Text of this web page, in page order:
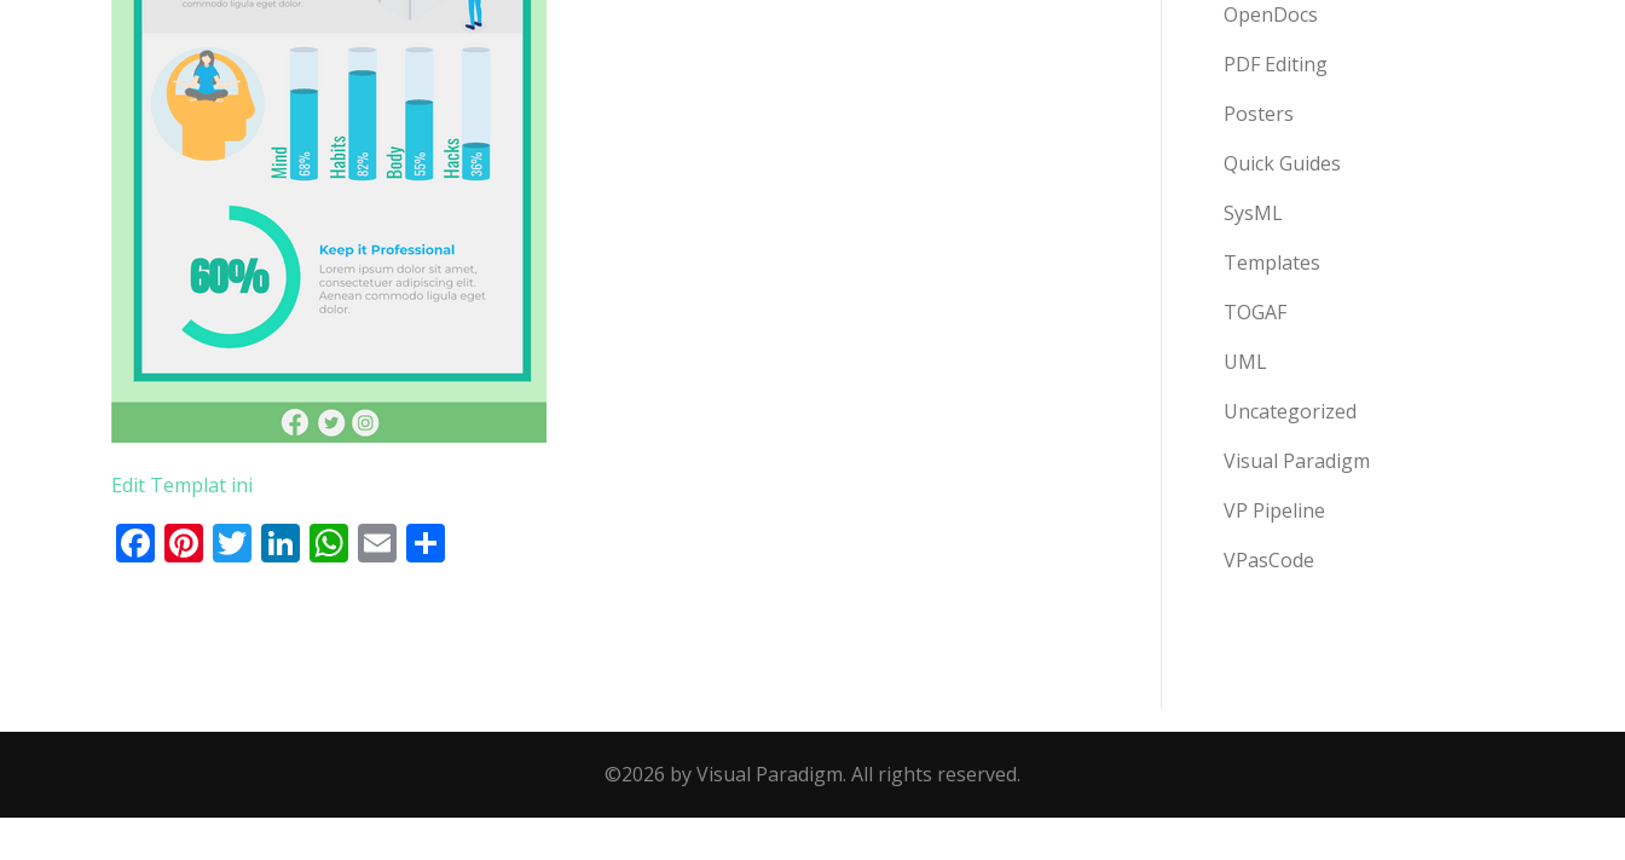
Edit Templat ini
Facebook
Pinterest
Twitter
LinkedIn
WhatsApp
Email
OpenDocs
PDF Editing
Posters
Quick Guides
SysML
Templates
TOGAF
UML
Uncategorized
Visual Paradigm
VP Pipeline
VPasCode
©2026 by Visual Paradigm. All rights reserved.